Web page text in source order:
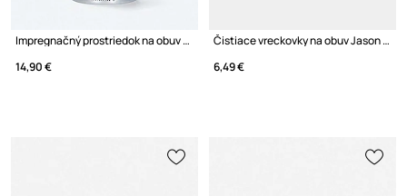
Impregnačný prostriedok na obuv Red Wing
14,90 €
Čistiace vreckovky na obuv Jason Markk
6,49 €